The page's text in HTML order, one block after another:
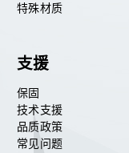
特殊材质
支援
保固
技术支援
品质政策
常见问题